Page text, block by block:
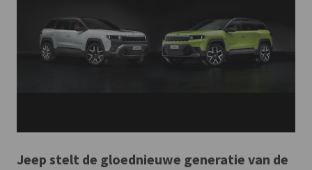
Jeep stelt de gloednieuwe generatie van de